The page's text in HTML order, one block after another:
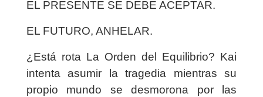
EL PRESENTE SE DEBE ACEPTAR.
EL FUTURO, ANHELAR.
¿Está rota La Orden del Equilibrio? Kai
intenta asumir la tragedia mientras su
propio mundo se desmorona por las